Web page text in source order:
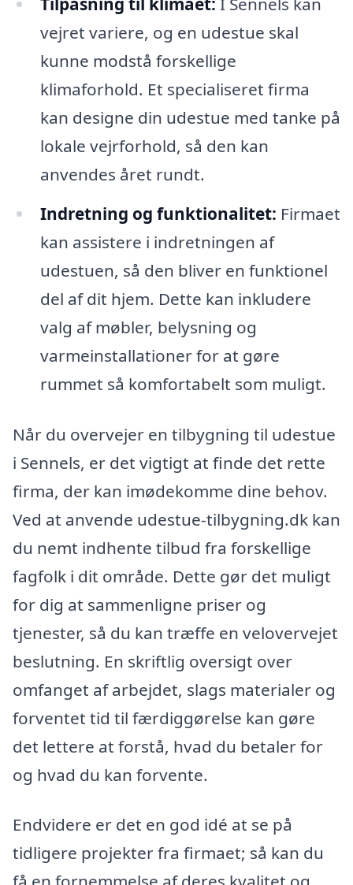
vejret variere, og en udestue skal
kunne modstå forskellige
klimaforhold. Et specialiseret firma
kan designe din udestue med tanke på
lokale vejrforhold, så den kan
anvendes året rundt.
Indretning og funktionalitet: Firmaet
kan assistere i indretningen af
udestuen, så den bliver en funktionel
del af dit hjem. Dette kan inkludere
valg af møbler, belysning og
varmeinstallationer for at gøre
rummet så komfortabelt som muligt.
Når du overvejer en tilbygning til udestue
i Sennels, er det vigtigt at finde det rette
firma, der kan imødekomme dine behov.
Ved at anvende udestue-tilbygning.dk kan
du nemt indhente tilbud fra forskellige
fagfolk i dit område. Dette gør det muligt
for dig at sammenligne priser og
tjenester, så du kan træffe en velovervejet
beslutning. En skriftlig oversigt over
omfanget af arbejdet, slags materialer og
forventet tid til færdiggørelse kan gøre
det lettere at forstå, hvad du betaler for
og hvad du kan forvente.
Endvidere er det en god idé at se på
tidligere projekter fra firmaet; så kan du